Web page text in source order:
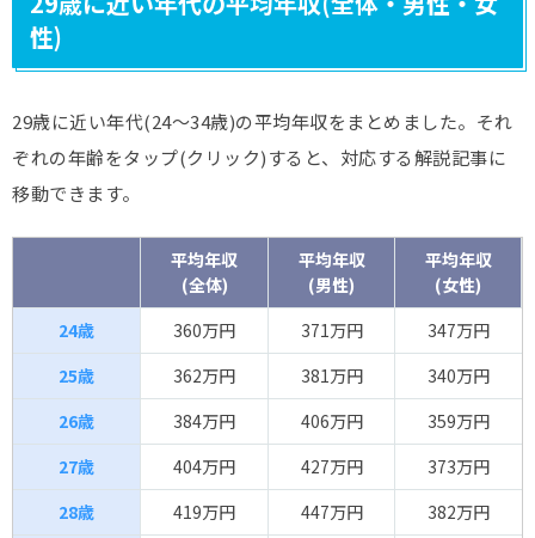
性)
29歳に近い年代(24～34歳)の平均年収をまとめました。それ
ぞれの年齢をタップ(クリック)すると、対応する解説記事に
移動できます。
平均年収
(全体)
平均年収
(男性)
平均年収
(女性)
24歳
360万円 371万円
347万円
25歳
362万円 381万円
340万円
26歳
384万円 406万円
359万円
27歳
404万円 427万円
373万円
28歳
419万円 447万円
382万円